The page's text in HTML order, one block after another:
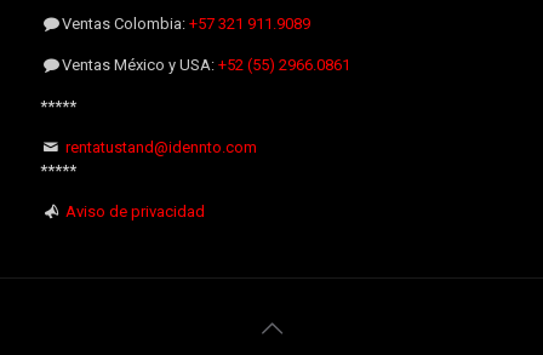
Ventas Colombia:+57 321 911.9089
Ventas México y USA:+52 (55) 2966.0861
*****
rentatustand@idennto.com
*****
Aviso de privacidad